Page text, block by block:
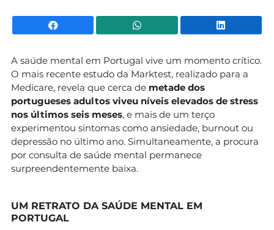
Facebook WhatsApp
A saúde mental em Portugal vive um momento crítico.
O mais recente estudo da Marktest, realizado para a
Medicare, revela que cerca de metade dos
portugueses adultos viveu níveis elevados de stress
nos últimos seis meses, e mais de um terço
experimentou sintomas como ansiedade, burnout ou
depressão no último ano. Simultaneamente, a procura
por consulta de saúde mental permanece
surpreendentemente baixa.
UM RETRATO DA SAÚDE MENTAL EM
PORTUGAL